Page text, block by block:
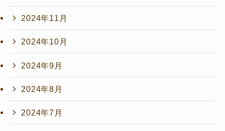
2024年11月
2024年10月
2024年9月
2024年8月
2024年7月